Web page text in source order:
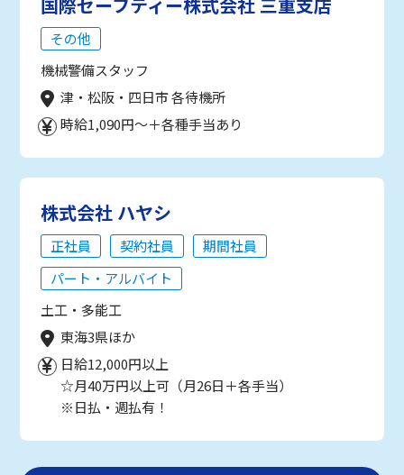
国際セーフティー株式会社 三重支店
その他
機械警備スタッフ
津・松阪・四日市 各待機所
時給1,090円～＋各種手当あり
株式会社 ハヤシ
正社員 契約社員
期間社員
パート・アルバイト
土工・多能工
東海3県ほか
日給12,000円以上
☆月40万円以上可（月26日＋各手当）
※日払・週払有！